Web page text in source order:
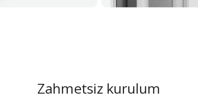
Zahmetsiz kurulum